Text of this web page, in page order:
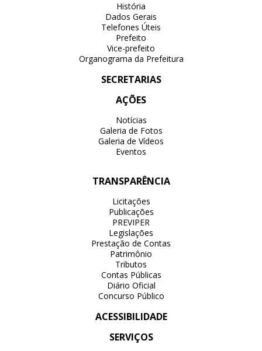
História
Dados Gerais
Telefones Úteis
Prefeito
Vice-prefeito
Organograma da Prefeitura
SECRETARIAS
AÇÕES
Notícias
Galeria de Fotos
Galeria de Vídeos
Eventos
TRANSPARÊNCIA
Licitações
Publicações
PREVIPER
Legislações
Prestação de Contas
Patrimônio
Tributos
Contas Públicas
Diário Oficial
Concurso Público
ACESSIBILIDADE
SERVIÇOS